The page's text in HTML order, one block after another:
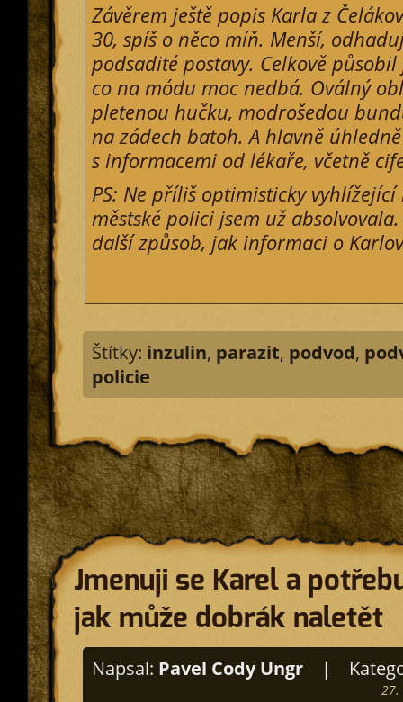
Závěrem ještě popis Karla z
30, spíš o něco míň. Menší,
podsadité postavy. Celkově
co na módu moc nedbá. Oválný
pletenou hučku, modrošedou
na zádech batoh. A hlavně
s informacemi od lékaře, včetně
PS: Ne příliš optimisticky
městské polici jsem už
další způsob, jak informaci o
Štítky: inzulin, parazit, podvod,
policie
Jmenuji se Karel a
jak může dobrák naletět
Napsal: Pavel Cody Ungr |
27.